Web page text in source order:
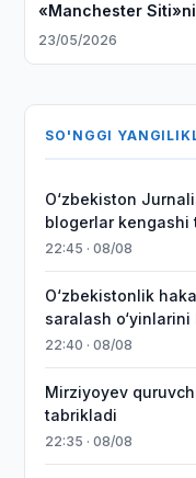
«Manchester
23/05/2026
SO'NGGI
O‘zbekiston
blogerlar kengashi
22:45 · 08/08
O‘zbekistonlik
saralash
22:40 · 08/08
Mirziyoyev
tabrikladi
22:35 · 08/08